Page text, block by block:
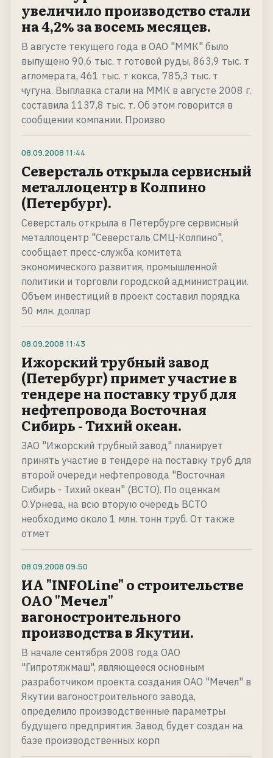
увеличило производство стали
на 4,2% за восемь месяцев.
В августе текущего года в ОАО "ММК" было
выпущено 90,6 тыс. т готовой руды, 863,9 тыс. т
агломерата, 461 тыс. т кокса, 785,3 тыс. т
чугуна. Выплавка стали на ММК в августе 2008 г.
составила 1137,8 тыс. т. Об этом говорится в
сообщении компании. Произво
08.09.2008 11:44
Северсталь открыла сервисный
металлоцентр в Колпино
(Петербург).
Северсталь открыла в Петербурге сервисный
металлоцентр "Северсталь СМЦ-Колпино",
сообщает пресс-служба комитета
экономического развития, промышленной
политики и торговли городской администрации.
Объем инвестиций в проект составил порядка
50 млн. доллар
08.09.2008 11:43
Ижорский трубный завод
(Петербург) примет участие в
тендере на поставку труб для
нефтепровода Восточная
Сибирь - Тихий океан.
ЗАО "Ижорский трубный завод" планирует
принять участие в тендере на поставку труб для
второй очереди нефтепровода "Восточная
Сибирь - Тихий океан" (ВСТО). По оценкам
О.Урнева, на всю вторую очередь ВСТО
необходимо около 1 млн. тонн труб. От также
отмет
08.09.2008 09:50
ИА "INFOLine" о строительстве
ОАО "Мечел"
вагоностроительного
производства в Якутии.
В начале сентября 2008 года ОАО
"Гипротяжмаш", являющееся основным
разработчиком проекта создания ОАО "Мечел" в
Якутии вагоностроительного завода,
определило производственные параметры
будущего предприятия. Завод будет создан на
базе производственных корп